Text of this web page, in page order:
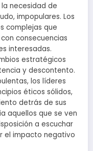
necesidad de
impopulares. Los
complejas que
consecuencias
interesadas.
estratégicos
y descontento.
los líderes
éticos sólidos,
detrás de sus
aquellos que se ven
a escuchar
el impacto negativo